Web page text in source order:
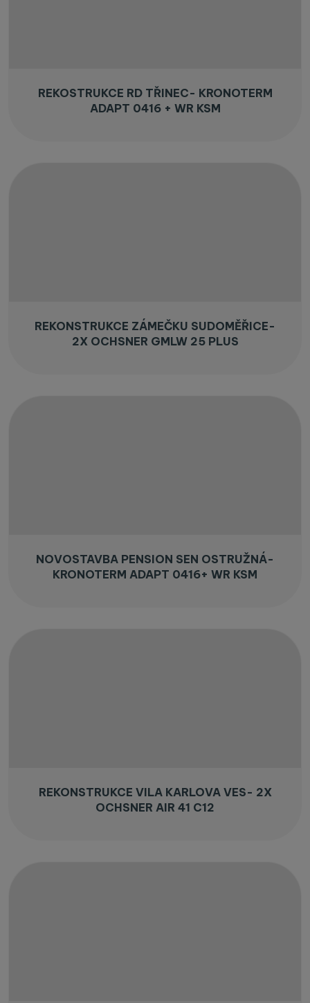
REKOSTRUKCE RD TŘINEC- KRONOTERM
ADAPT 0416 + WR KSM
REKONSTRUKCE ZÁMEČKU SUDOMĚŘICE-
2X OCHSNER GMLW 25 PLUS
NOVOSTAVBA PENSION SEN OSTRUŽNÁ-
KRONOTERM ADAPT 0416+ WR KSM
REKONSTRUKCE VILA KARLOVA VES- 2X
OCHSNER AIR 41 C12